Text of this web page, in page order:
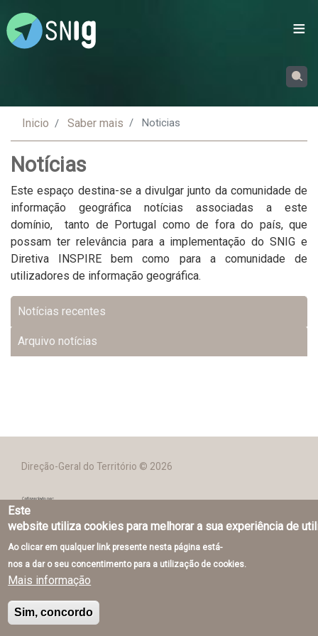
Inicio Saber mais Noticias
Notícias
Este espaço destina-se a divulgar junto da comunidade de
informação geográfica notícias associadas a este
domínio, tanto de Portugal como de fora do país, que
possam ter relevância para a implementação do SNIG e
Diretiva INSPIRE bem como para a comunidade de
utilizadores de informação geográfica.
Noticias
Notícias recentes
Arquivo notícias
Direção-Geral do Território © 2026
Este
website utiliza cookies para melhorar a sua experiência de
Ao clicar em qualquer link presente nesta página está-
nos a dar o seu concentimento para a utilização de cookies.
Mais informação
Sim, concordo